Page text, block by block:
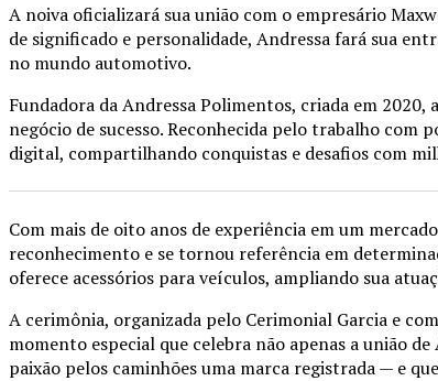
A noiva oficializará sua união com o empresário
de significado e personalidade, Andressa fará sua
no mundo automotivo.
Fundadora da Andressa Polimentos, criada em
negócio de sucesso. Reconhecida pelo trabalho
digital, compartilhando conquistas e desafios com
Com mais de oito anos de experiência em um
reconhecimento e se tornou referência em
oferece acessórios para veículos, ampliando sua
A cerimônia, organizada pelo Cerimonial Garcia e
momento especial que celebra não apenas a união
paixão pelos caminhões uma marca registrada — e